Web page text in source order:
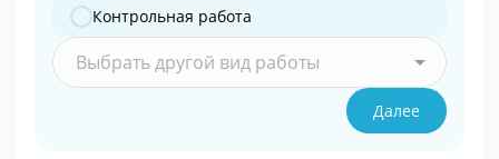
Контрольная работа
Выбрать другой вид работы
Далее